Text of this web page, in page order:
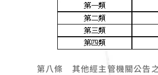
第八條 其他經主管機關公告